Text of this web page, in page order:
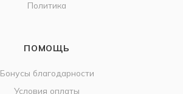
Политика
ПОМОЩЬ
Бонусы благодарности
Условия оплаты